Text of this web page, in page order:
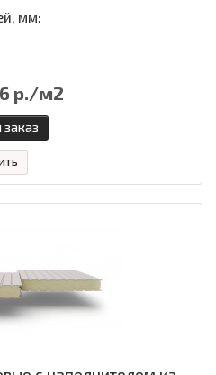
мм:
р./м2